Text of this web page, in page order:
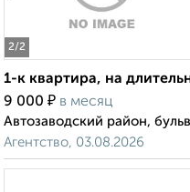
2/2
1-к квартира, на
9 000 ₽ в месяц
Автозаводский район,
Агентство, 03.08.2026